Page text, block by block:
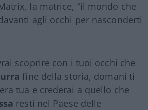
la matrice, “il mondo che
agli occhi per nasconderti
scoprire con i tuoi occhi che
fine della storia, domani ti
tua e crederai a quello che
resti nel Paese delle